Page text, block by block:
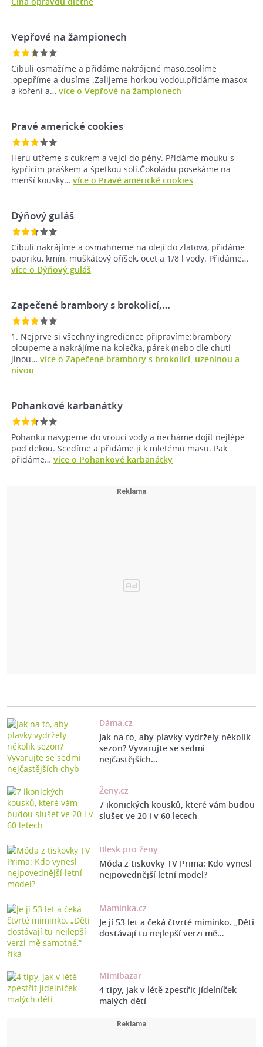
Vepřové na žampionech
Cibuli osmažíme a přidáme nakrájené maso,osolíme
,opepříme a dusíme .Zalijeme horkou vodou,přidáme masox
a koření a… více o Vepřové na žampionech
Pravé americké cookies
Heru utřeme s cukrem a vejci do pěny. Přidáme mouku s
kypřícím práškem a špetkou soli.Čokoládu posekáme na
menší kousky… více o Pravé americké cookies
Dýňový guláš
Cibuli nakrájíme a osmahneme na oleji do zlatova, přidáme
papriku, kmín, muškátový oříšek, ocet a 1/8 l vody. Přidáme…
více o Dýňový guláš
Zapečené brambory s brokolicí,…
1. Nejprve si všechny ingredience připravíme:brambory
oloupeme a nakrájíme na kolečka, párek (nebo dle chuti
jinou… více o Zapečené brambory s brokolicí, uzeninou a
nivou
Pohankové karbanátky
Pohanku nasypeme do vroucí vody a necháme dojít nejlépe
pod dekou. Scedíme a přidáme ji k mletému masu. Pak
přidáme… více o Pohankové karbanátky
Dáma.cz
Jak na to, aby plavky vydržely několik
sezon? Vyvarujte se sedmi
nejčastějších…
Ženy.cz
7 ikonických kousků, které vám budou
slušet ve 20 i v 60 letech
Blesk pro ženy
Móda z tiskovky TV Prima: Kdo vynesl
nejpovednější letní model?
Maminka.cz
Je jí 53 let a čeká čtvrté miminko. „Děti
dostávají tu nejlepší verzi mě…
Mimibazar
4 tipy, jak v létě zpestřit jídelníček
malých dětí